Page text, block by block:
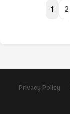
1 2
Privacy Policy